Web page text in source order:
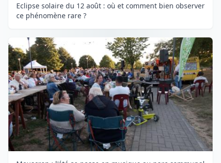
Eclipse solaire du 12 août : où et comment bien observer
ce phénomène rare ?